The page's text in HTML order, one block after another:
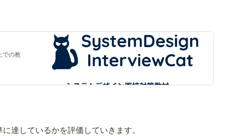
での教
達しているかを評価していきます。